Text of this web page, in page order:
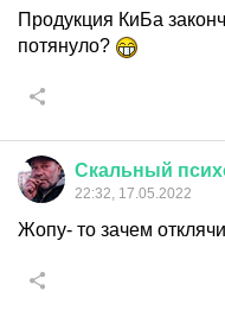
Продукция КиБа
потянуло?
Скальный
22:32, 17.05.2022
Жопу- то зачем